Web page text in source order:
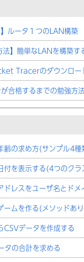
ルータ１つのLAN構築
】簡単なLANを構築す
Tracerのダウンロー
合格するまでの勉強方法
齢の求め方(サンプル4種
付を表示する(4つのクラ
ドレスをユーザ名とドメ
ームを作る(メソッドあ
CSVデータを作成する
タの合計を求める